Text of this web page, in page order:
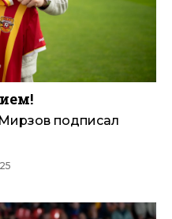
подписал